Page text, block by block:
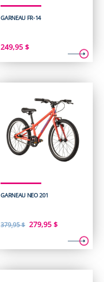
GARNEAU FR-14
249,95$
GARNEAU NEO 201
379,95$ Le
initial
279,95$Le
actuel